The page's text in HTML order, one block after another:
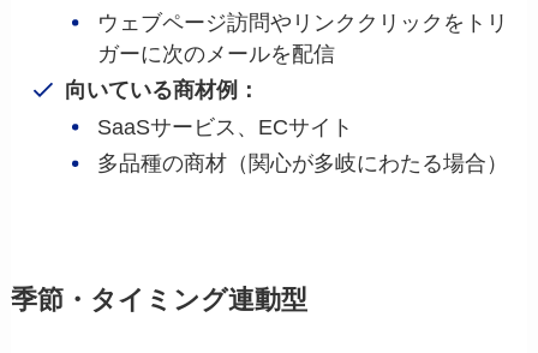
ウェブページ訪問やリンククリックをトリ
ガーに次のメールを配信
向いている商材例：
SaaSサービス、ECサイト
多品種の商材（関心が多岐にわたる場合）
季節・タイミング連動型